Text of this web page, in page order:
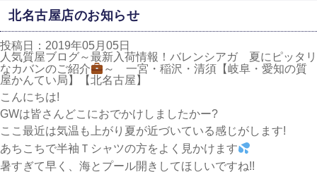
北名古屋店のお知らせ
投稿日：2019年05月05日
人気質屋ブログ～最新入荷情報！バレンシアガ 夏にピッタリ
なカバンのご紹介
～ 一宮・稲沢・清須【岐阜・愛知の質
屋かんてい局】【北名古屋】
こんにちは!
GWは皆さんどこにおでかけしましたかー?
ここ最近は気温も上がり夏が近づいている感じがします!
あちこちで半袖Ｔシャツの方をよく見かけます
暑すぎて早く、海とプール開きしてほしいですね!!